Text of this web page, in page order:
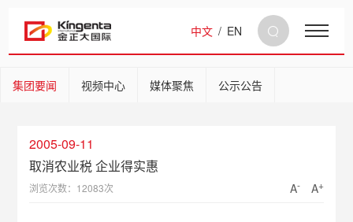
中文 / EN
集团要闻 视频中心 媒体聚焦 公示公告
2005-09-11
取消农业税 企业得实惠
浏览次数：12083次 A- A+